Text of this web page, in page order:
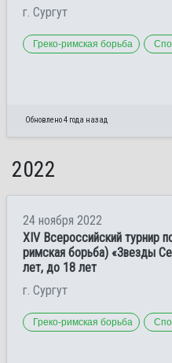
г. Сургут
Греко-римская борьба
Обновлено 4 года назад
2022
24 ноября 2022
XIV Всероссийский турнир
римская борьба) «Звезды
лет, до 18 лет
г. Сургут
Греко-римская борьба